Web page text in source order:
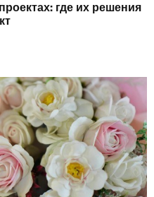
где их решения